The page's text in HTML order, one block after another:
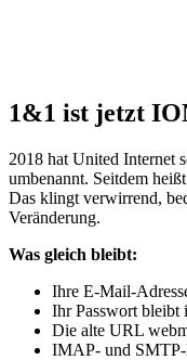
1&1 ist jetzt
2018 hat United Internet
umbenannt. Seitdem
Das klingt verwirrend,
Veränderung.
Was gleich bleibt:
Ihre E-Mail-
Ihr Passwort bleibt
Die alte URL
IMAP- und SMTP-